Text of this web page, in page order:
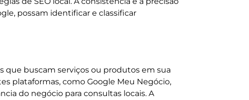
possam identificar e classificar
que buscam serviços ou produtos em sua
plataformas, como Google Meu Negócio,
do negócio para consultas locais. A